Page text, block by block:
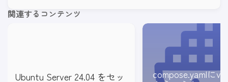
関連するコンテンツ
Ubuntu Server 24.04 をセッ compose.yamlに